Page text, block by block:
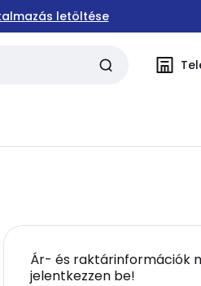
letöltése
Ár- és raktárinformációk
jelentkezzen be!